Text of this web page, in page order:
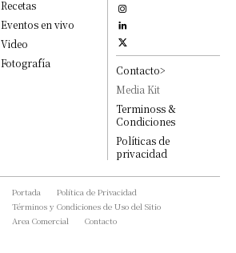
Recetas
Eventos en vivo
Video
Fotografía
Contacto>
Media Kit
Terminoss &
Condiciones
Políticas de
privacidad
Portada
Política de Privacidad
Términos y Condiciones de Uso del Sitio
Area Comercial
Contacto